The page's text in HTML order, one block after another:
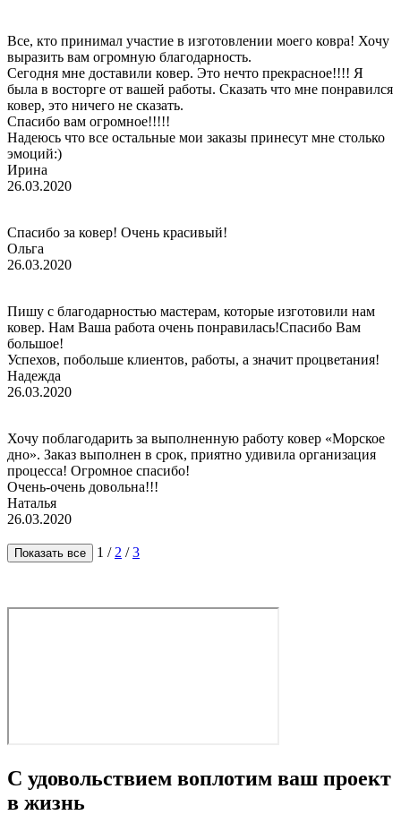
Все, кто принимал участие в изготовлении моего ковра! Хочу
выразить вам огромную благодарность.
Сегодня мне доставили ковер. Это нечто прекрасное!!!! Я
была в восторге от вашей работы. Сказать что мне понравился
ковер, это ничего не сказать.
Спасибо вам огромное!!!!!
Надеюсь что все остальные мои заказы принесут мне столько
эмоций:)
Ирина
26.03.2020
Спасибо за ковер! Очень красивый!
Ольга
26.03.2020
Пишу с благодарностью мастерам, которые изготовили нам
ковер. Нам Ваша работа очень понравилась!Спасибо Вам
большое!
Успехов, побольше клиентов, работы, а значит процветания!
Надежда
26.03.2020
Хочу поблагодарить за выполненную работу ковер «Морское
дно». Заказ выполнен в срок, приятно удивила организация
процесса! Огромное спасибо!
Очень-очень довольна!!!
Наталья
26.03.2020
1 / 2 / 3
С удовольствием воплотим ваш проект
в жизнь